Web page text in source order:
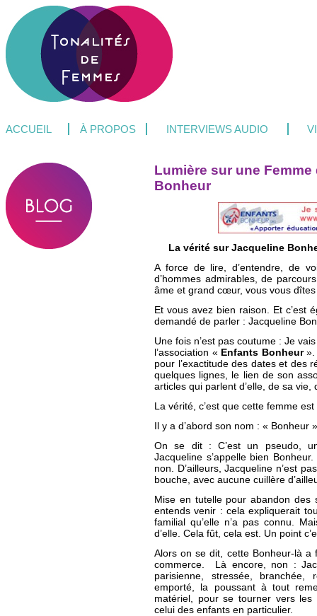
ACCUEIL À PROPOS INTERVIEWS AUDIO
Lumière sur une
Bonheur
La vérité sur Jacqueline
A force de lire, d’entendre, de
d’hommes admirables, de
âme et grand cœur, vous vous
Et vous avez bien raison. Et c’est
demandé de parler : Jacqueline
Une fois n’est pas coutume : Je
l’association « Enfants Bonheur».
pour l’exactitude des dates et des
quelques lignes, le lien de son
articles qui parlent d’elle, de sa
La vérité, c’est que cette femme
Il y a d’abord son nom : « Bonheur
On se dit : C’est un pseudo,
Jacqueline s’appelle bien
non. D’ailleurs, Jacqueline n’est
bouche, avec aucune cuillère
Mise en tutelle pour abandon
entends venir : cela expliquerait
familial qu’elle n’a pas connu.
d’elle. Cela fût, cela est. Un point
Alors on se dit, cette Bonheur-là
commerce. Là encore, non :
parisienne, stressée, branchée,
emporté, la poussant à tout
matériel, pour se tourner vers
celui des enfants en particulier.